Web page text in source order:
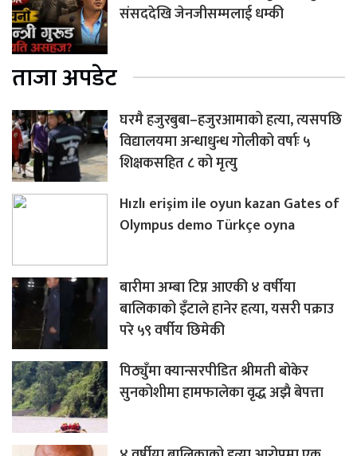
संसददेखि जेनजीसम्मलाई धम्की
ताजा अपडेट
घरमै हजुरबुबा–हजुरआमाको हत्या, त्यसपछि
विद्यालयमा अन्धाधुन्ध गोलीको वर्षाः ५
शिक्षकसहित ८ को मृत्यु
Hızlı erişim ile oyun kazan Gates of
Olympus demo Türkçe oyna
बारीमा अम्बा टिप्न आएकी ४ वर्षीया
बालिकाको इँटाले हानेर हत्या, यसरी पक्राउ
परे ५९ वर्षीय छिमेकी
पिठ्युँमा क्यान्सरपीडित श्रीमती बोकेर
सुनकोशीमा हामफालेका वृद्ध अझै बेपत्ता